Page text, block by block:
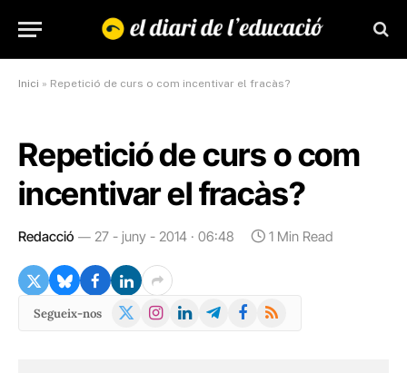
Inici » Repetició de curs o com incentivar el fracàs?
Repetició de curs o com
incentivar el fracàs?
Redacció 27 - juny - 2014 · 06:48 1 Min Read
Segueix-nos
X
Instagram
LinkedInTelegramFacebook
RSS